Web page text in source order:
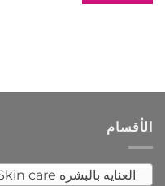
الأقسام
العنايه بالبشره Skin care